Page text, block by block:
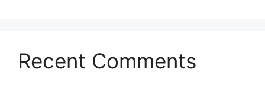
Recent Comments